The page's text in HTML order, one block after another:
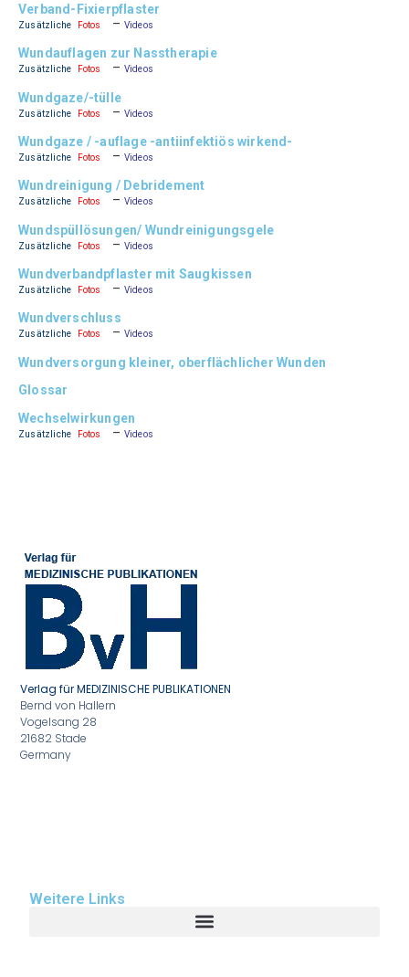
Verband-Fixierpflaster
Zusätzliche Fotos – Videos
Wundauflagen zur Nasstherapie
Zusätzliche Fotos – Videos
Wundgaze/-tülle
Zusätzliche Fotos – Videos
Wundgaze / -auflage -antiinfektiös wirkend-
Zusätzliche Fotos – Videos
Wundreinigung / Debridement
Zusätzliche Fotos – Videos
Wundspüllösungen/ Wundreinigungsgele
Zusätzliche Fotos – Videos
Wundverbandpflaster mit Saugkissen
Zusätzliche Fotos – Videos
Wundverschluss
Zusätzliche Fotos – Videos
Wundversorgung kleiner, oberflächlicher Wunden
Glossar
Wechselwirkungen
Zusätzliche Fotos – Videos
Verlag für MEDIZINISCHE PUBLIKATIONEN
Bernd von Hallern
Vogelsang 28
21682 Stade
Germany
Weitere Links